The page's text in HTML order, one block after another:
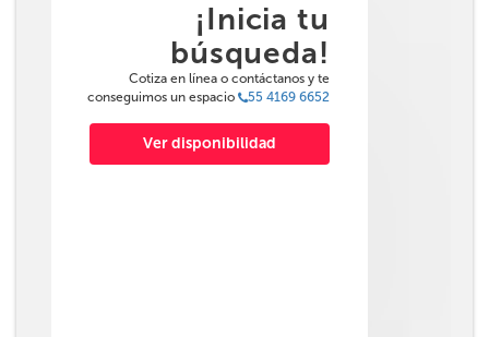
¡Inicia tu
búsqueda!
Cotiza en línea o contáctanos y te
conseguimos un espacio
55 4169 6652
Ver disponibilidad